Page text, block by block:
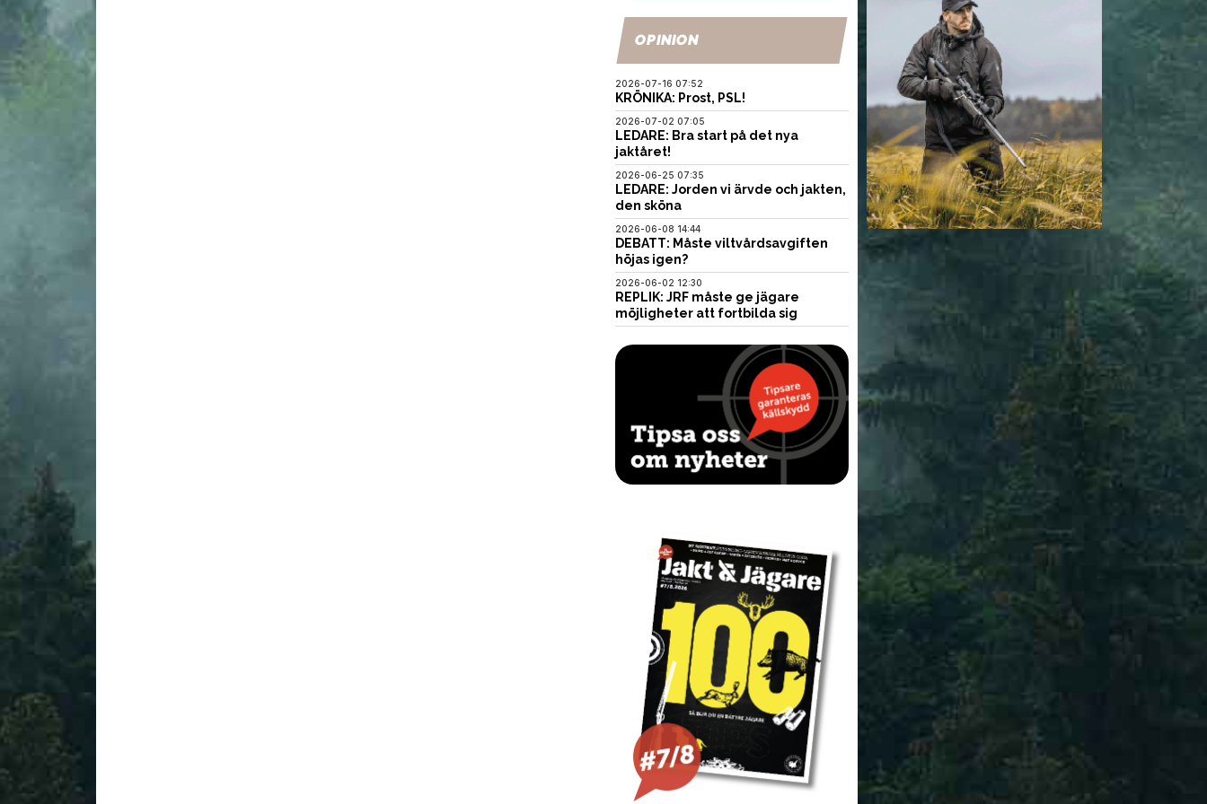
OPINION
2026-07-16 07:52
KRÖNIKA: Prost, PSL!
2026-07-02 07:05
LEDARE: Bra start på det nya
jaktåret!
2026-06-25 07:35
LEDARE: Jorden vi ärvde och jakten,
den sköna
2026-06-08 14:44
DEBATT: Måste viltvårdsavgiften
höjas igen?
2026-06-02 12:30
REPLIK: JRF måste ge jägare
möjligheter att fortbilda sig